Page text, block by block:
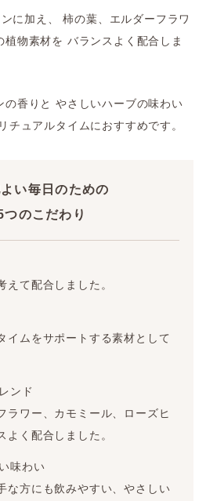
に加え、 柿の葉、エルダーフラワ
植物素材を バランスよく配合しま
の香りと やさしいハーブの味わい
チュアルタイムにおすすめです。
い毎日のための
つのこだわり
えて配合しました。
イムをサポートする素材として
ンド
ラワー、カモミール、ローズヒ
よく配合しました。
味わい
な方にも飲みやすい、やさしい